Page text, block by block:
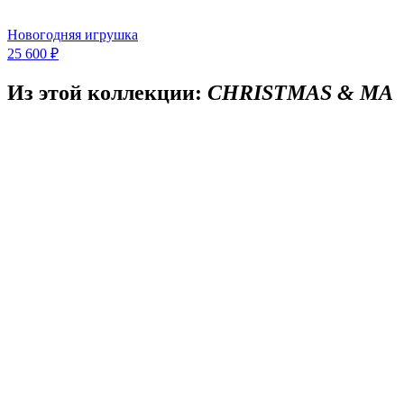
Новогодняя игрушка
25 600 ₽
Из этой коллекции: CHRISTMAS & MA